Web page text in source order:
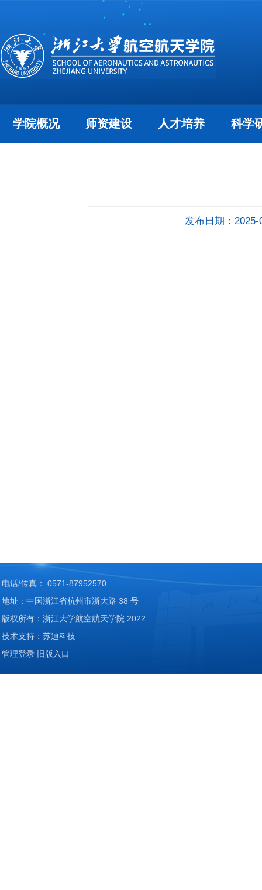
学院概况 师资建设 人才培养 科学
发布日期：2025-
电话/传真： 0571-87952570
地址：中国浙江省杭州市浙大路 38 号
版权所有：浙江大学航空航天学院 2022
技术支持：苏迪科技
管理登录 旧版入口